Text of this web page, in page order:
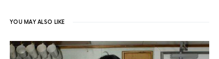
YOU MAY ALSO LIKE